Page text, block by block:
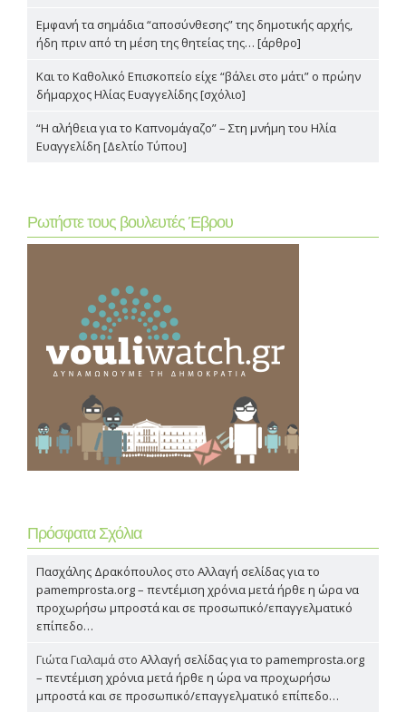
Εμφανή τα σημάδια “αποσύνθεσης” της δημοτικής αρχής,
ήδη πριν από τη μέση της θητείας της… [άρθρο]
Και το Καθολικό Επισκοπείο είχε “βάλει στο μάτι” ο πρώην
δήμαρχος Ηλίας Ευαγγελίδης [σχόλιο]
“Η αλήθεια για το Καπνομάγαζο” – Στη μνήμη του Ηλία
Ευαγγελίδη [Δελτίο Τύπου]
Ρωτήστε τους βουλευτές Έβρου
Πρόσφατα Σχόλια
Πασχάλης Δρακόπουλος στο Αλλαγή σελίδας για το
pamemprosta.org – πεντέμιση χρόνια μετά ήρθε η ώρα να
προχωρήσω μπροστά και σε προσωπικό/επαγγελματικό
επίπεδο…
Γιώτα Γιαλαμά στο Αλλαγή σελίδας για το pamemprosta.org
– πεντέμιση χρόνια μετά ήρθε η ώρα να προχωρήσω
μπροστά και σε προσωπικό/επαγγελματικό επίπεδο…